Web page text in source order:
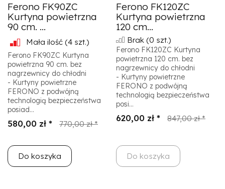
Ferono FK90ZC
Kurtyna powietrzna
90 cm. ...
Mała ilość (4 szt.)
Ferono FK90ZC Kurtyna
powietrzna 90 cm. bez
nagrzewnicy do chłodni
- Kurtyny powietrzne
FERONO z podwójną
technologią bezpieczeństwa
posiad...
580,00 zł * 770,00 zł *
Do koszyka
Ferono FK120ZC
Kurtyna powietrzna
120 cm...
Brak (0 szt.)
Ferono FK120ZC Kurtyna
powietrzna 120 cm. bez
nagrzewnicy do chłodni
- Kurtyny powietrzne
FERONO z podwójną
technologią bezpieczeństwa
posi...
620,00 zł * 847,00 zł *
Do koszyka